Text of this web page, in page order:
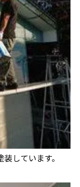
しています。